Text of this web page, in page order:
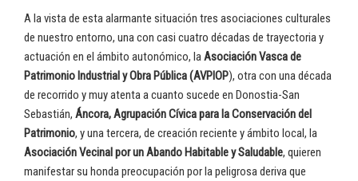
A la vista de esta alarmante situación tres asociaciones culturales
de nuestro entorno, una con casi cuatro décadas de trayectoria y
actuación en el ámbito autonómico, laAsociación Vasca de
Patrimonio Industrial y Obra Pública (AVPIOP), otra con una década
de recorrido y muy atenta a cuanto sucede en Donostia-San
Sebastián, Áncora, Agrupación Cívica para la Conservación del
Patrimonio, y una tercera, de creación reciente y ámbito local, la
Asociación Vecinal por un Abando Habitable y Saludable, quieren
manifestar su honda preocupación por la peligrosa deriva que